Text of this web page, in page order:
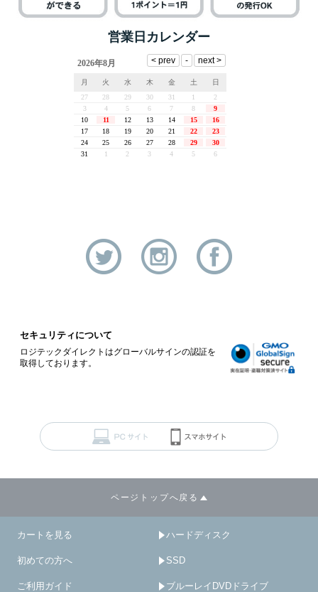
営業日カレンダー
セキュリティについて
ロジテックダイレクトはグローバルサインの認証を
取得しております。
ページトップへ戻る
カートを見る
初めての方へ
ご利用ガイド
ハードディスク
SSD
ブルーレイDVDドライブ